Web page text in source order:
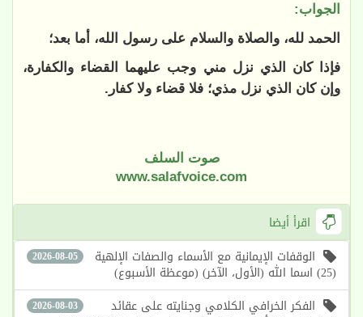
الجواب:
الحمد لله، والصلاة والسلام على رسول الله، أما بعد؛
فإذا كان الذي نزل مني وجب عليهما القضاء والكفارة،
وإن كان الذي نزل مذي؛ فلا قضاء ولا كفار.
صوت السلف
www.salafvoice.com
اقرأ أيضا
2026-08-05 الوقفات الإيمانية مع الأسماء والصفات الإلهية
(25) اسما الله (الأول، الآخر) (موعظة الأسبوع)
2026-08-03 الفكر الخرافي الكلامي وجنايته على عقائد